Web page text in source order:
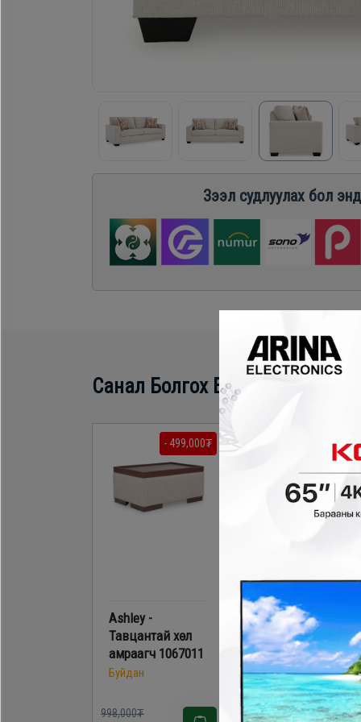
Зээл судлуулах бол
Санал Болгох Бүтээгдэхүүн
- 499,000₮
Ashley -
Тавцантай хөл
амраагч 1067011
Буйдан
998,000₮
-
Ashley - Эргэдэг
кресло A3000604
Буйдан
1,698,000₮